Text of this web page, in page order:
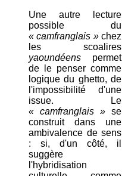
Une autre lecture
possible du
« camfranglais »chez
les scoalires
yaoundéens permet
de le penser comme
logique du ghetto, de
l'impossibilité d'une
issue. Le
« camfranglais » se
construit dans une
ambivalence de sens
: si, d'un côté, il
suggère
l'hybridisation